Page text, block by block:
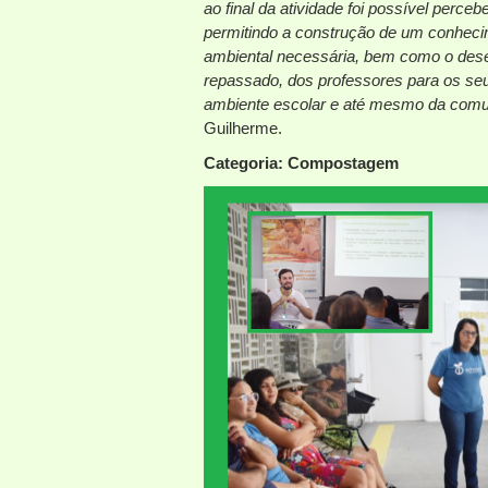
ao final da atividade foi possível
permitindo a construção de um
ambiental necessária, bem como o
repassado, dos professores para os
ambiente escolar e até mesmo da
Guilherme.
Categoria: Compostagem